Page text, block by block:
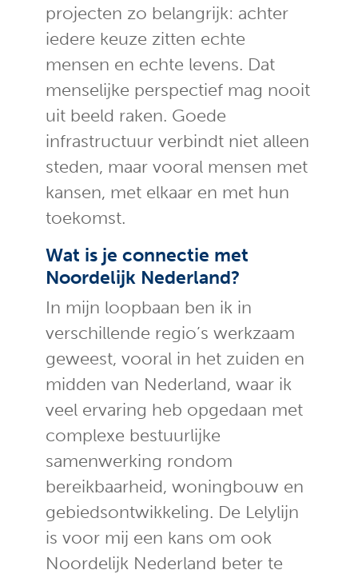
projecten zo belangrijk: achter
iedere keuze zitten echte
mensen en echte levens. Dat
menselijke perspectief mag nooit
uit beeld raken. Goede
infrastructuur verbindt niet alleen
steden, maar vooral mensen met
kansen, met elkaar en met hun
toekomst.
Wat is je connectie met
Noordelijk Nederland?
In mijn loopbaan ben ik in
verschillende regio’s werkzaam
geweest, vooral in het zuiden en
midden van Nederland, waar ik
veel ervaring heb opgedaan met
complexe bestuurlijke
samenwerking rondom
bereikbaarheid, woningbouw en
gebiedsontwikkeling. De Lelylijn
is voor mij een kans om ook
Noordelijk Nederland beter te